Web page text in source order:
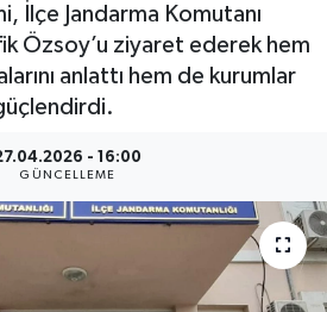
İlçe Jandarma Komutanı
Özsoy’u ziyaret ederek hem
anlattı hem de kurumlar
- 16:00
GÜNCELLEME